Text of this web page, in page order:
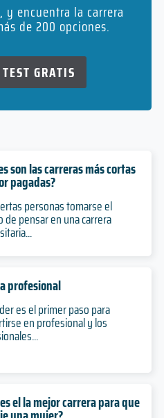
y encuentra la carrera
de 200 opciones.
GRATIS
son las carreras más cortas
pagadas?
personas tomarse el
de pensar en una carrera
profesional
es el primer paso para
en profesional y los
el la mejor carrera para que